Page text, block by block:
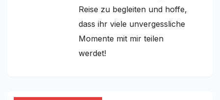
Reise zu begleiten und hoffe,
dass ihr viele unvergessliche
Momente mit mir teilen
werdet!